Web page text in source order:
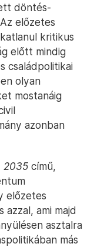
döntés-
előzetes
kritikus
előtt mindig
családpolitikai
olyan
mostanáig
azonban
2035 című,
előzetes
ami majd
asztalra
más